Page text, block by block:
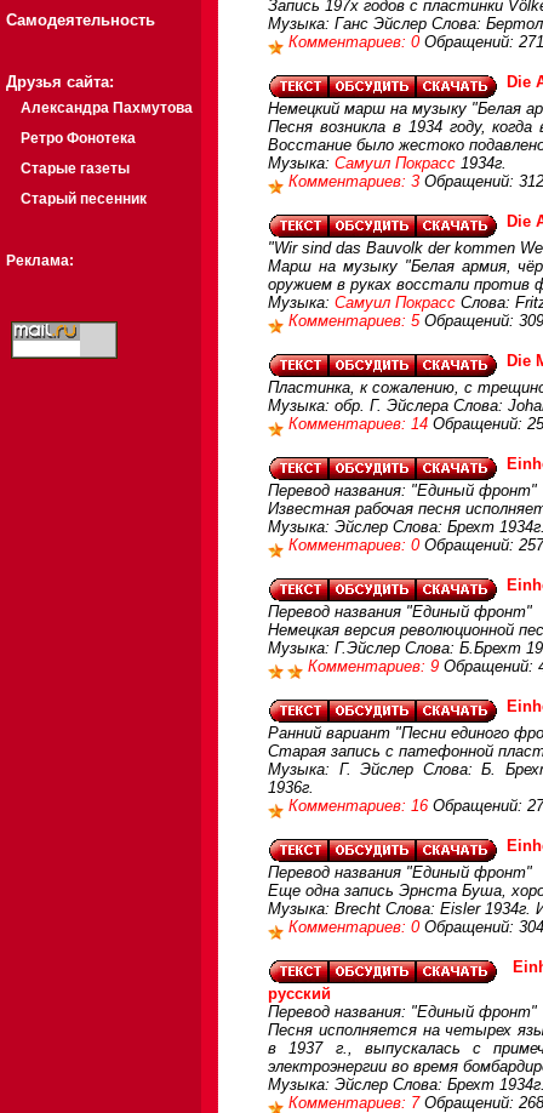
Самодеятельность
Друзья сайта:
Александра Пахмутова
Ретро Фонотека
Старые газеты
Старый песенник
Реклама:
Запись 197х годов с пластинки
Музыка: Ганс Эйслер Слова:
Комментариев: 0 Обращений:
Die
Немецкий марш на музыку "Белая
Песня возникла в 1934 году,
Восстание было жестоко
Музыка: Самуил Покрасс 1934г.
Комментариев: 3 Обращений:
Die
"Wir sind das Bauvolk der kommen
Марш на музыку "Белая армия,
оружием в руках восстали против
Музыка: Самуил Покрасс Слова:
Комментариев: 5 Обращений:
Die
Пластинка, к сожалению, с
Музыка: обр. Г. Эйслера Слова:
Комментариев: 14 Обращений:
Перевод названия: "Единый фронт"
Известная рабочая песня
Музыка: Эйслер Слова: Брехт
Комментариев: 0 Обращений:
Перевод названия "Единый фронт"
Немецкая версия революционной
Музыка: Г.Эйслер Слова: Б.Брехт
Комментариев: 9 Обращений:
Ранний вариант "Песни единого
Старая запись с патефонной
Музыка: Г. Эйслер Слова: Б.
1936г.
Комментариев: 16 Обращений:
Перевод названия "Единый фронт"
Еще одна запись Эрнста Буша,
Музыка: Brecht Слова: Eisler
Комментариев: 0 Обращений:
русский
Перевод названия: "Единый фронт"
Песня исполняется на четырех
в 1937 г., выпускалась с
электроэнергии во время
Музыка: Эйслер Слова: Брехт
Комментариев: 7 Обращений: